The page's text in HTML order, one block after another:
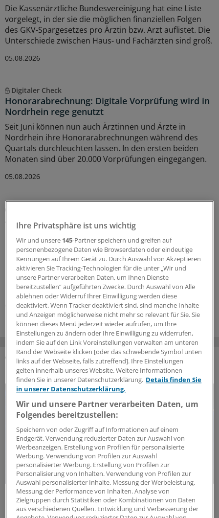
Die Kassenärztliche Bundesvereinigung hat eine Liste
vorgelegt, in der sie die möglichen finanziellen Folgen
des GKV-Spargesetzes pro Ärztin bzw. Arzt auflistet. Die
Unterschiede zwischen Haus- und Fachärzten sind groß.
05.08.2026
Digitaler Check
Honorarabrechnung: Digitale Vorprüfung wird in
Nordrhein rege genutzt
Seit Juni können nun auch Ärztinnen und Ärzte in
Nordrhein ihre Honorarabrechnungen während des
Quartals durchleuchten lassen. In den ersten beiden
Monaten sind über 20.000 Vorprüfungen eingegangen.
05.08.2026
Aktualisierter GOÄ-Entwurf: Neue Leistungen,
Umbewertungen und Bürokratieabbau
Bundesärztekammer und PKV-Verband haben dem
Bundesgesundheitsministerium den Entwurf einer
GOÄneu vorgelegt. Er nimmt innovative medizinische
Leistungen auf – und bewertet einige andere um. Ein
Überblick mit Beispielen dazu, was sich ändern soll.
05.08.2026
DAS KÖNNTE SIE AUCH INTERESSIEREN
Forschungs-Update
Neue Antibiotika-Studie entschlüsselt
besonderen Wirkmechanismus
Ihre Privatsphäre ist uns wichtig
Wir und unsere 145-Partner speichern und greifen auf
personenbezogene Daten wie Browserdaten oder eindeutige
Kennungen auf Ihrem Gerät zu. Durch Auswahl von Akzeptieren
aktivieren Sie Tracking-Technologien für die unter „Wir und
unsere Partner verarbeiten Daten, um Ihnen Dienste
bereitzustellen“ aufgeführten Zwecke. Durch Auswahl von Alle
ablehnen oder Widerruf Ihrer Einwilligung werden diese
deaktiviert. Wenn Tracker deaktiviert sind, sind manche Inhalte
und Anzeigen möglicherweise nicht mehr so relevant für Sie. Sie
können dieses Menü jederzeit wieder aufrufen, um Ihre
Einstellungen zu ändern oder Ihre Einwilligung zu widerrufen,
indem Sie auf den Link Voreinstellungen verwalten am unteren
Rand der Webseite klicken [oder das schwebende Symbol unten
links auf der Webseite, falls zutreffend]. Ihre Einstellungen
gelten innerhalb unseres Website. Weitere Informationen
finden Sie in unserer Datenschutzerklärung. Details finden Sie
in unserer Datenschutzerklärung.
Wir und unsere Partner verarbeiten Daten, um
Folgendes bereitzustellen:
Speichern von oder Zugriff auf Informationen auf einem
Endgerät. Verwendung reduzierter Daten zur Auswahl von
Werbeanzeigen. Erstellung von Profilen für personalisierte
Werbung. Verwendung von Profilen zur Auswahl
personalisierter Werbung. Erstellung von Profilen zur
Personalisierung von Inhalten. Verwendung von Profilen zur
Auswahl personalisierter Inhalte. Messung der Werbeleistung.
Messung der Performance von Inhalten. Analyse von
Zielgruppen durch Statistiken oder Kombinationen von Daten
aus verschiedenen Quellen. Entwicklung und Verbesserung der